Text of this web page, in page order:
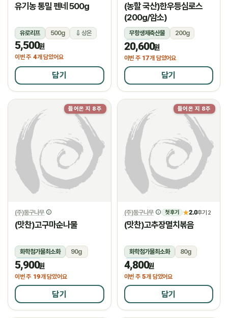
유기농 통밀 펜네 500g
유로리프 500g 상온
5,500원
이번 주 4개 담았어요
담기
(농할 국산)한우등심로스
(200g/암소)
무항생제축산물
200g
냉장
20,600원
이번 주 17개 담았어요
담기
들어온 지 8주
(주)둥구나무
(맛찬)고구마순나물
화학첨가물최소화
90g
냉장
5,900원
이번 주 19개 담았어요
담기
들어온 지 8주
(주)둥구나무 첫 후기 ★2.0후기 2
(맛찬)고추장멸치볶음
화학첨가물최소화
80g
냉장
4,800원
이번 주 5개 담았어요
담기